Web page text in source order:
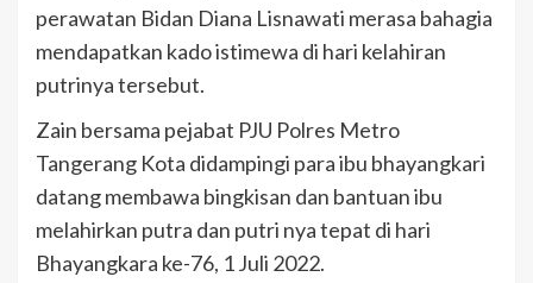
perawatan Bidan Diana Lisnawati merasa bahagia
mendapatkan kado istimewa di hari kelahiran
putrinya tersebut.
Zain bersama pejabat PJU Polres Metro
Tangerang Kota didampingi para ibu bhayangkari
datang membawa bingkisan dan bantuan ibu
melahirkan putra dan putri nya tepat di hari
Bhayangkara ke-76, 1 Juli 2022.